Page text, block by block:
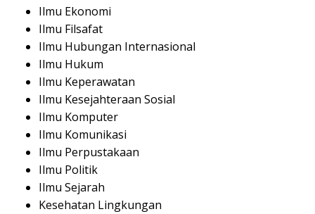
Ilmu Ekonomi
Ilmu Filsafat
Ilmu Hubungan Internasional
Ilmu Hukum
Ilmu Keperawatan
Ilmu Kesejahteraan Sosial
Ilmu Komputer
Ilmu Komunikasi
Ilmu Perpustakaan
Ilmu Politik
Ilmu Sejarah
Kesehatan Lingkungan